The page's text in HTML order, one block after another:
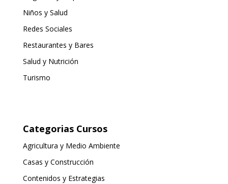
Niños y Salud
Redes Sociales
Restaurantes y Bares
Salud y Nutrición
Turismo
Categorias Cursos
Agricultura y Medio Ambiente
Casas y Construcción
Contenidos y Estrategias